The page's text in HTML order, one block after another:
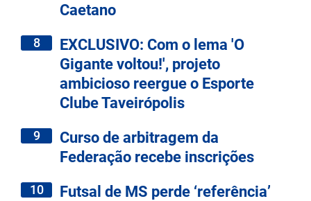
Caetano
8
EXCLUSIVO: Com o lema 'O
Gigante voltou!', projeto
ambicioso reergue o Esporte
Clube Taveirópolis
9
Curso de arbitragem da
Federação recebe inscrições
10
Futsal de MS perde ‘referência’